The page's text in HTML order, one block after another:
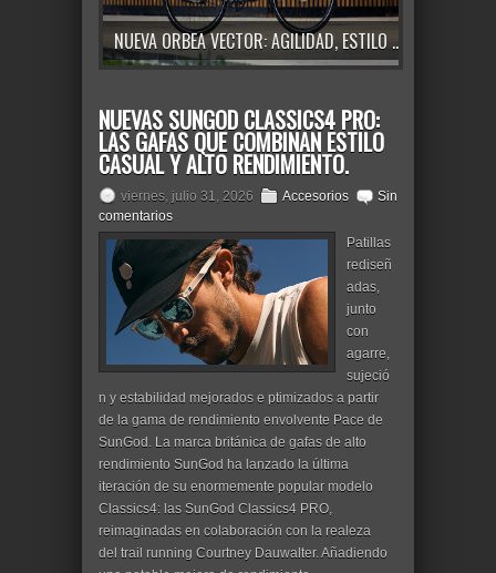
(VÍDEO) PRESENTANDO LA MASSI E-ROAD SONIC RC 105 DI2 2026: E-ROAD CREADA PARA LARGAS RUTAS
NUEVA ORBEA VECTOR: AGILIDAD, ESTILO Y MÁXIMA ADAPTABILIDAD PARA LA MOVILIDAD URBANA DIARIA
NUEVAS SUNGOD CLASSICS4 PRO:
LAS GAFAS QUE COMBINAN ESTILO
CASUAL Y ALTO RENDIMIENTO.
viernes, julio 31, 2026 Accesorios
Sin
comentarios
Patillas
rediseñ
adas,
junto
con
agarre,
sujeció
n y estabilidad mejorados e ptimizados a partir
de la gama de rendimiento envolvente Pace de
SunGod. La marca británica de gafas de alto
rendimiento SunGod ha lanzado la última
iteración de su enormemente popular modelo
Classics4: las SunGod Classics4 PRO,
reimaginadas en colaboración con la realeza
del trail running Courtney Dauwalter. Añadiendo